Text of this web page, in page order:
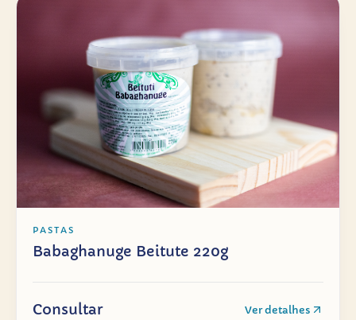
PASTAS
Babaghanuge Beitute 220g
Consultar Ver detalhes